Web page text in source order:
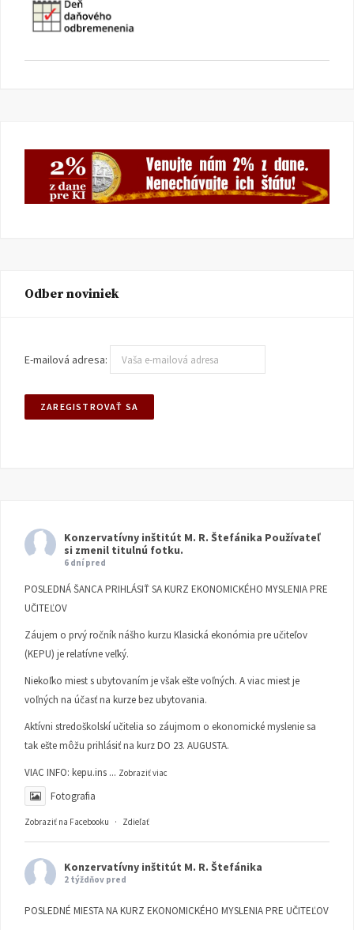
Odber noviniek
E-mailová adresa:
Konzervatívny inštitút M. R. Štefánika Používateľ
si zmenil titulnú fotku.
6 dní pred
POSLEDNÁ ŠANCA PRIHLÁSIŤ SA KURZ EKONOMICKÉHO MYSLENIA PRE
UČITEĽOV
Záujem o prvý ročník nášho kurzu Klasická ekonómia pre učiteľov
(KEPU) je relatívne veľký.
Niekoľko miest s ubytovaním je však ešte voľných. A viac miest je
voľných na účasť na kurze bez ubytovania.
Aktívni stredoškolskí učitelia so záujmom o ekonomické myslenie sa
tak ešte môžu prihlásiť na kurz DO 23. AUGUSTA.
VIAC INFO: kepu.ins ... Zobraziť viac
Fotografia
Zobraziť na Facebooku · Zdieľať
Konzervatívny inštitút M. R. Štefánika
2 týždňov pred
POSLEDNÉ MIESTA NA KURZ EKONOMICKÉHO MYSLENIA PRE UČITEĽOV